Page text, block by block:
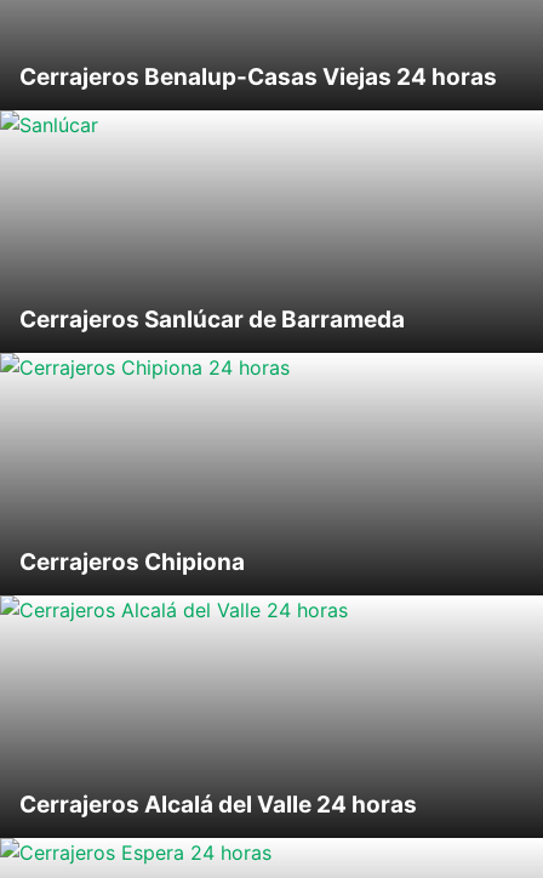
Cerrajeros Benalup-Casas Viejas 24 horas
Cerrajeros Sanlúcar de Barrameda
Cerrajeros Chipiona
Cerrajeros Alcalá del Valle 24 horas